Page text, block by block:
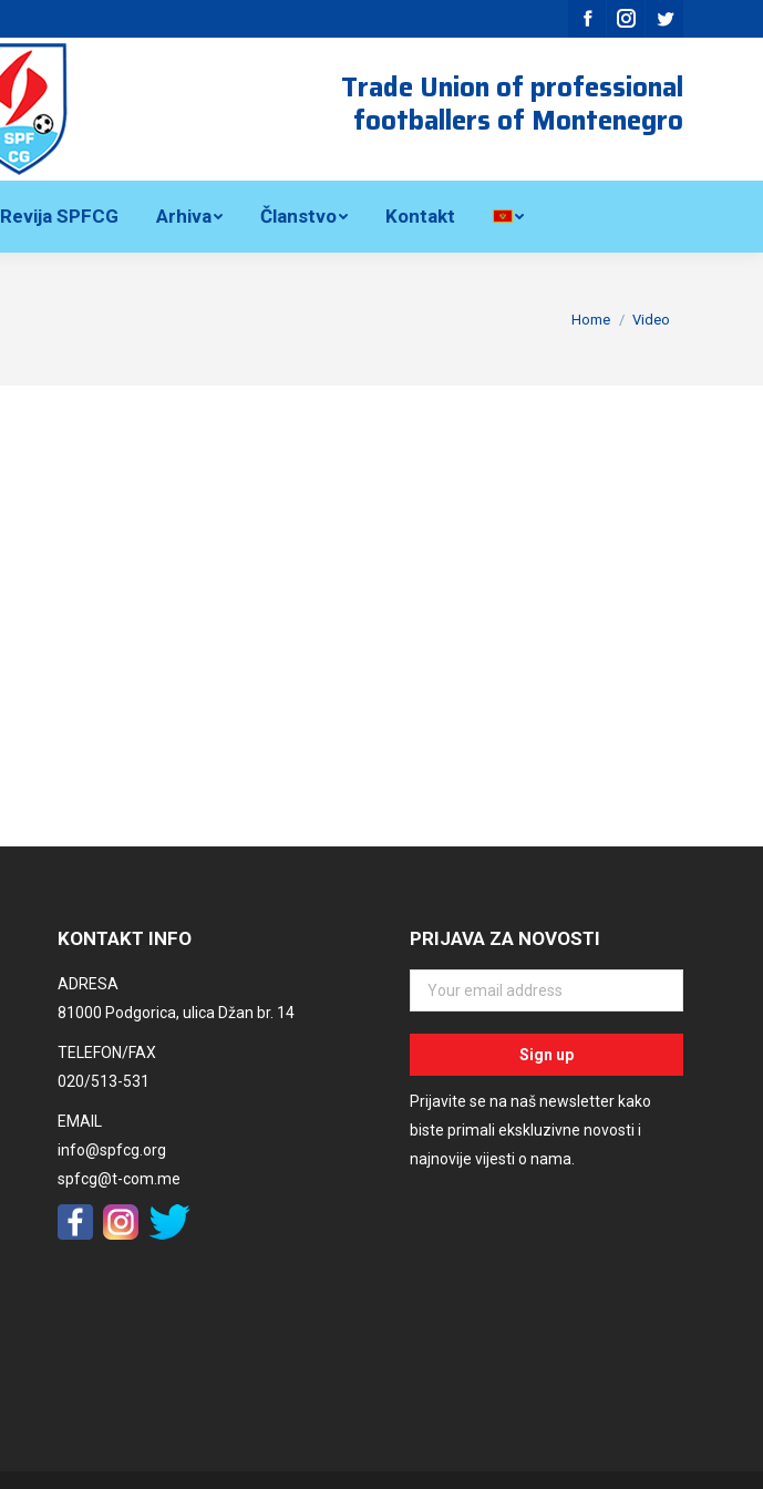
FacebookInstagram
Twitter
Trade Union of professional
footballers of Montenegro
Revija SPFCG Arhiva Članstvo Kontakt
Home Video
KONTAKT INFO
ADRESA
81000 Podgorica, ulica Džan br. 14
TELEFON/FAX
020/513-531
EMAIL
info@spfcg.org
spfcg@t-com.me
PRIJAVA ZA NOVOSTI
Prijavite se na naš newsletter kako
biste primali ekskluzivne novosti i
najnovije vijesti o nama.